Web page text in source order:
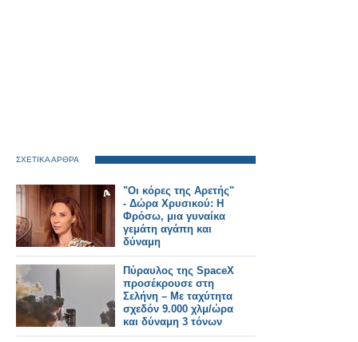
ΣΧΕΤΙΚΑ ΑΡΘΡΑ
"Οι κόρες της Αρετής"
- Δώρα Χρυσικού: Η
Φρόσω, μια γυναίκα
γεμάτη αγάπη και
δύναμη
Πύραυλος της SpaceX
προσέκρουσε στη
Σελήνη – Με ταχύτητα
σχεδόν 9.000 χλμ/ώρα
και δύναμη 3 τόνων
ΤΝΤ